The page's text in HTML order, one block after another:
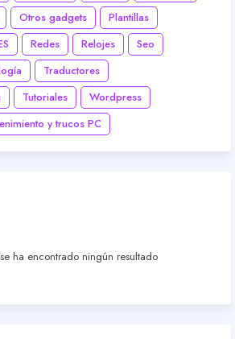
Otros gadgets
Plantillas
Redes Relojes
Seo
Traductores
Tutoriales
Wordpress
y trucos PC
ha encontrado ningún resultado